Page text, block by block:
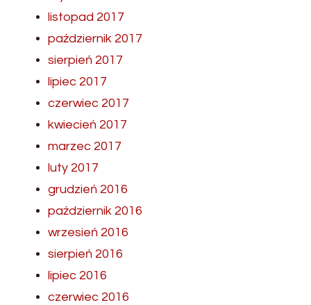
listopad 2017
październik 2017
sierpień 2017
lipiec 2017
czerwiec 2017
kwiecień 2017
marzec 2017
luty 2017
grudzień 2016
październik 2016
wrzesień 2016
sierpień 2016
lipiec 2016
czerwiec 2016